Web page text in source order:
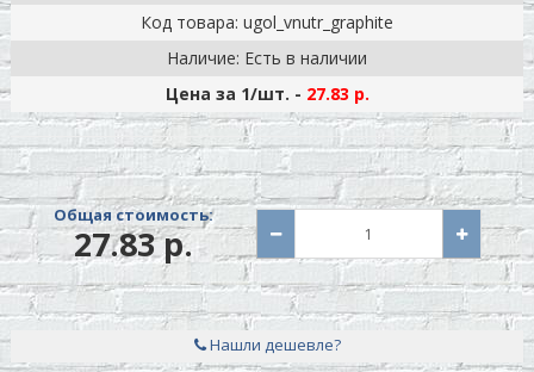
Код товара: ugol_vnutr_graphite
Наличие: Есть в наличии
Цена за 1/шт. - 27.83 р.
Общая стоимость:
27.83 р.
Нашли дешевле?